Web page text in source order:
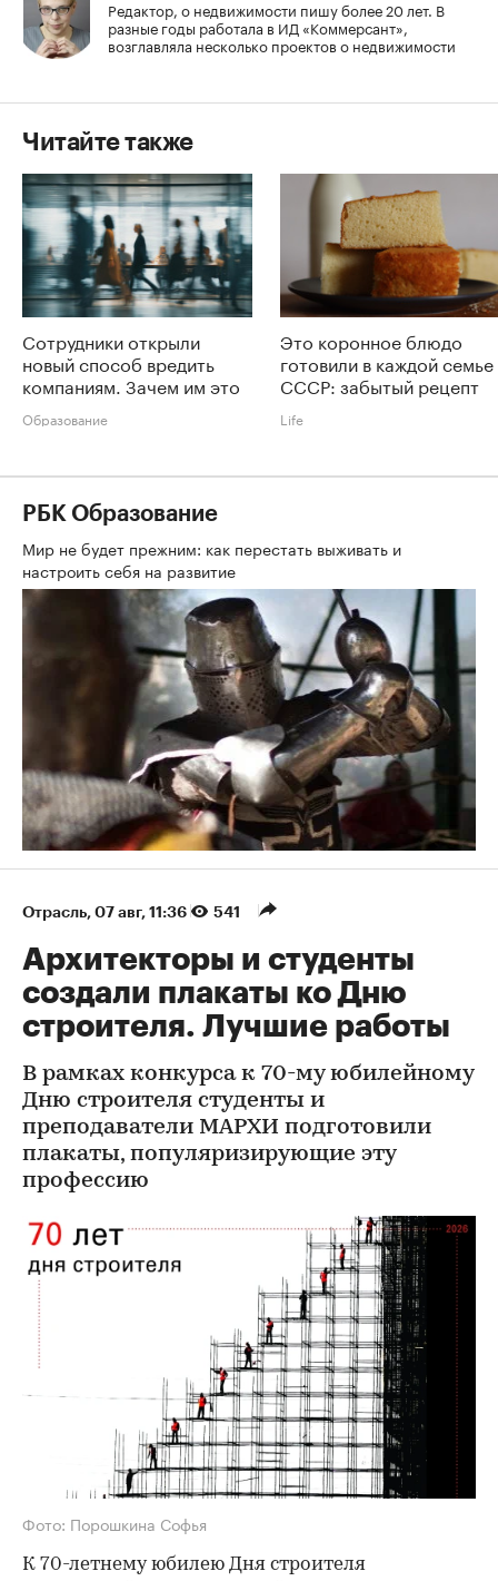
Редактор, о недвижимости пишу более 20 лет. В
разные годы работала в ИД «Коммерсант»,
возглавляла несколько проектов о недвижимости
Читайте также
Сотрудники открыли
новый способ вредить
компаниям. Зачем им это
Образование
Это коронное блюдо
готовили в каждой семье
СССР: забытый рецепт
Life
РБК Образование
Мир не будет прежним: как перестать выживать и
настроить себя на развитие
Отрасль 07 авг, 11:36 541
Архитекторы и студенты
создали плакаты ко Дню
строителя. Лучшие работы
В рамках конкурса к 70-му юбилейному
Дню строителя студенты и
преподаватели МАРХИ подготовили
плакаты, популяризирующие эту
профессию
Фото: Порошкина Софья
К 70-летнему юбилею Дня строителя